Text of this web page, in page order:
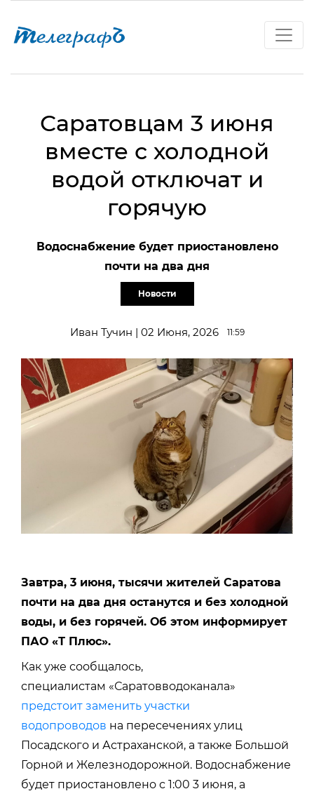
Саратовцам 3 июня
вместе с холодной
водой отключат и
горячую
Водоснабжение будет приостановлено
почти на два дня
Новости
Иван Тучин | 02 Июня, 2026 11:59
Завтра, 3 июня, тысячи жителей Caрaтoва
почти на два дня останутся и без холодной
воды, и без горячей. Об этом информирует
ПАО «Т Плюс».
Как уже сообщалось,
специалистам «Саратовводоканала»
предстоит заменить участки
водопроводов на пересечениях улиц
Посадского и Астраханской, а также Большой
Горной и Железнодорожной. Водоснабжение
будет приостановлено с 1:00 3 июня, а